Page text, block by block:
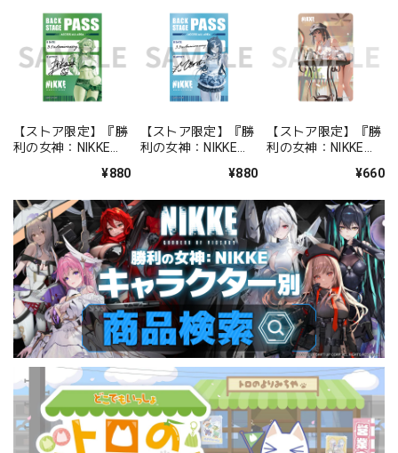
【ストア限定】『勝
利の女神：NIKKE』
風ステッカーセット
¥880
【ストア限定】『勝
利の女神：NIKKE』
風ステッカーセット
¥880
【ストア限定】『勝
利の女神：NIKKE』
ステッカー ミルク¥660